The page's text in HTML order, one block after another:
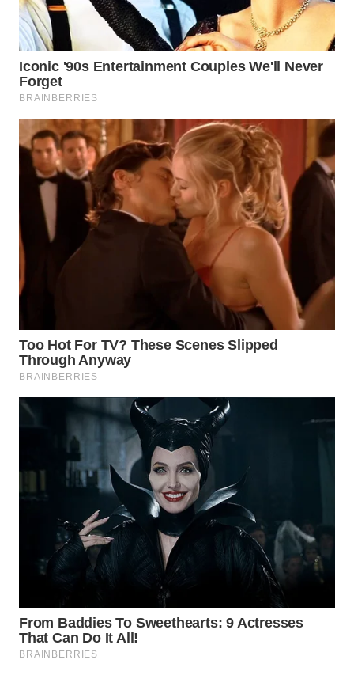
NEWS
WAHANA
TANI
ADVOKAT
WAHANA
INFRASTRUKTUR
WAHANA
KONSUMEN
WAHANA
TRAVEL
WAHANA
WAHANANEWS
ID
WAHANANEWS
CO ID
WAHANANEWS
WAHANA
SPORT